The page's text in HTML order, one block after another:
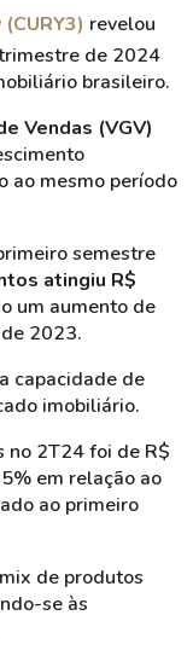
(CURY3) revelou
de 2024
brasileiro.
Vendas (VGV)
ao mesmo período
semestre
atingiu R$
um aumento de
2023.
capacidade de
imobiliário.
no 2T24 foi de R$
em relação ao
ao primeiro
de produtos
se às